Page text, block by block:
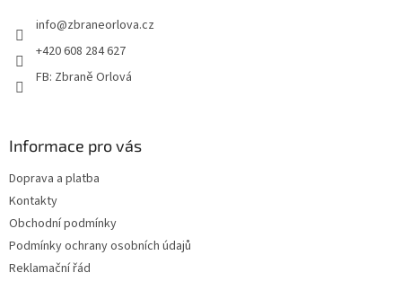
info@zbraneorlova.cz
+420 608 284 627
FB: Zbraně Orlová
Informace pro vás
Doprava a platba
Kontakty
Obchodní podmínky
Podmínky ochrany osobních údajů
Reklamační řád